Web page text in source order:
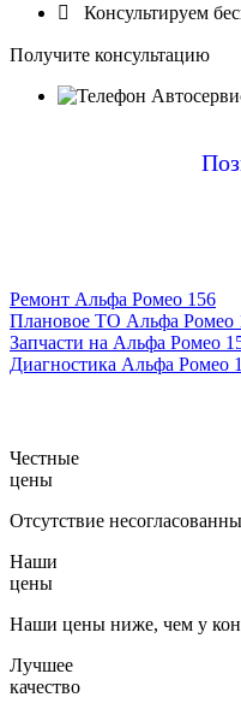
 Консультируем
Получите консультацию
Ремонт Альфа Ромео 156
Плановое ТО Альфа Ромео
Запчасти на Альфа Ромео
Диагностика Альфа Ромео
Честные
цены
Отсутствие
Наши
цены
Наши цены ниже, чем у
Лучшее
качество